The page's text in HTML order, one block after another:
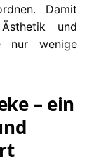
Damit
und
nur wenige
– ein